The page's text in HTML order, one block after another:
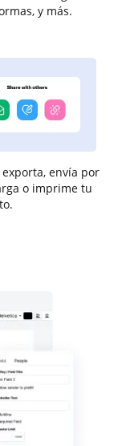
y más.
exporta, envía por
o imprime tu